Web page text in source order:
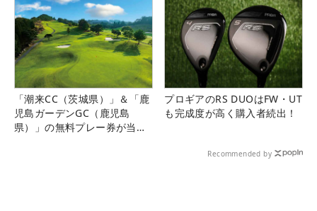
「潮来CC（茨城県）」＆「鹿
児島ガーデンGC（鹿児島
県）」の無料プレー券が当た
プロギアのRS DUOはFW・UT
も完成度が高く購入者続出！
Recommended by